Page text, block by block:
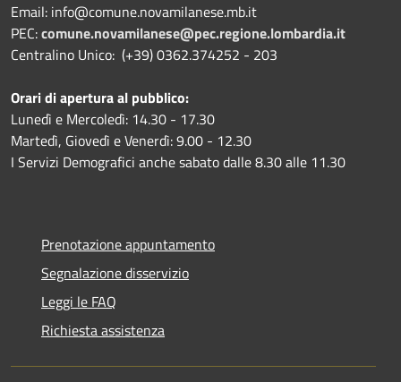
Email: info@comune.novamilanese.mb.it
PEC:comune.novamilanese@pec.regione.lombardia.it
Centralino Unico: (+39) 0362.374252 - 203
Orari di apertura al pubblico:
Lunedì e Mercoledì: 14.30 - 17.30
Martedì, Giovedì e Venerdì: 9.00 - 12.30
I Servizi Demografici anche sabato dalle 8.30 alle 11.30
Prenotazione appuntamento
Segnalazione disservizio
Leggi le FAQ
Richiesta assistenza